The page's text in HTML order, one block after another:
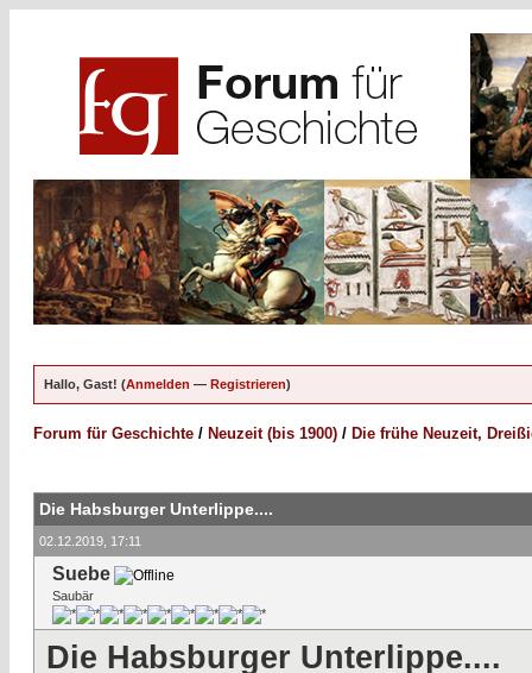
Hallo, Gast! (Anmelden — Registrieren)
Forum für Geschichte / Neuzeit (bis 1900) / Die frühe Neuzeit,
Die Habsburger Unterlippe....
02.12.2019, 17:11
Suebe
Saubär
Die Habsburger Unterlippe....